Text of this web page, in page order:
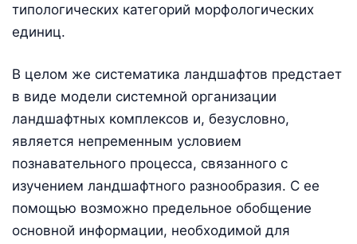
типологических категорий морфологических
единиц.
В целом же систематика ландшафтов предстает
в виде модели системной организации
ландшафтных комплексов и, безусловно,
является непременным условием
познавательного процесса, связанного с
изучением ландшафтного разнообразия. С ее
помощью возможно предельное обобщение
основной информации, необходимой для